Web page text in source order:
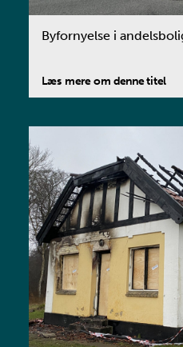
Byfornyelse i
Læs mere om denne titel